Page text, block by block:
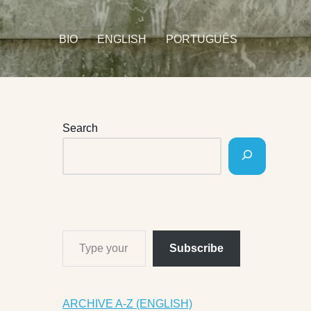
BIO ENGLISH PORTUGUÊS
Search
Subscribe
ARCHIVE A-Z (ENGLISH)